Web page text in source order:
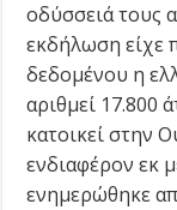
οδύσσειά τους
εκδήλωση είχε
δεδομένου η
αριθμεί 17.800
κατοικεί στην
ενδιαφέρον εκ
ενημερώθηκε